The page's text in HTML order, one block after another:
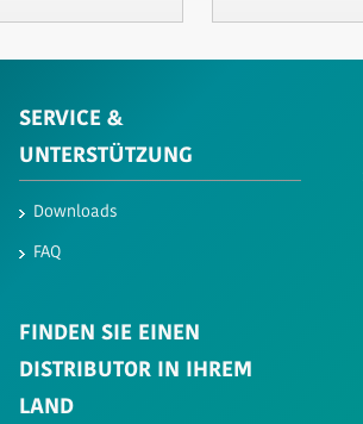
SERVICE &
UNTERSTÜTZUNG
Downloads
FAQ
FINDEN SIE EINEN
DISTRIBUTOR IN IHREM
LAND